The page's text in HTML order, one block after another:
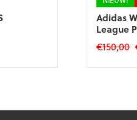
Adidas
League
€150,00